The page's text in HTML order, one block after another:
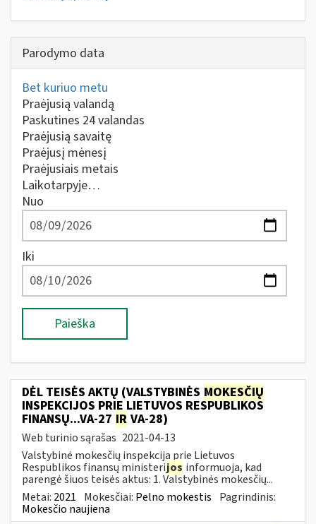
Parodymo data
Bet kuriuo metu
Praėjusią valandą
Paskutines 24 valandas
Praėjusią savaitę
Praėjusį mėnesį
Praėjusiais metais
Laikotarpyje…
Nuo
Iki
Paieška
DĖL TEISĖS AKTŲ (VALSTYBINĖS MOKESČIŲ
INSPEKCIJOS PRIE LIETUVOS RESPUBLIKOS
FINANSŲ...VA-27 IR VA-28)
Web turinio sąrašas 2021-04-13
Valstybinė mokesčių inspekcija prie Lietuvos
Respublikos finansų ministerijos informuoja, kad
parengė šiuos teisės aktus: 1. Valstybinės mokesčių...
Metai: 2021 Mokesčiai: Pelno mokestis Pagrindinis:
Mokesčio naujiena